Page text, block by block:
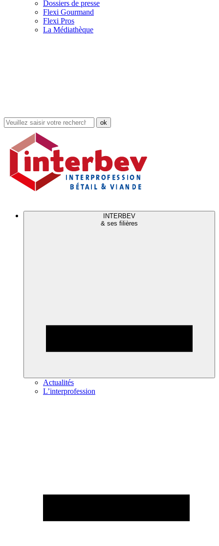
Dossiers de presse
Flexi Gourmand
Flexi Pros
La Médiathèque
Rechercher
dans
site
INTERBEV
& ses filières
Actualités
L’interprofession